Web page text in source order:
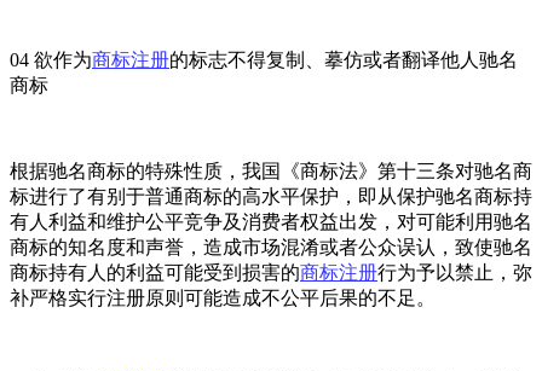
04 欲作为商标注册的标志不得复制、摹仿或者翻译他人驰名
商标
根据驰名商标的特殊性质，我国《商标法》第十三条对驰名商
标进行了有别于普通商标的高水平保护，即从保护驰名商标持
有人利益和维护公平竞争及消费者权益出发，对可能利用驰名
商标的知名度和声誉，造成市场混淆或者公众误认，致使驰名
商标持有人的利益可能受到损害的商标注册行为予以禁止，弥
补严格实行注册原则可能造成不公平后果的不足。